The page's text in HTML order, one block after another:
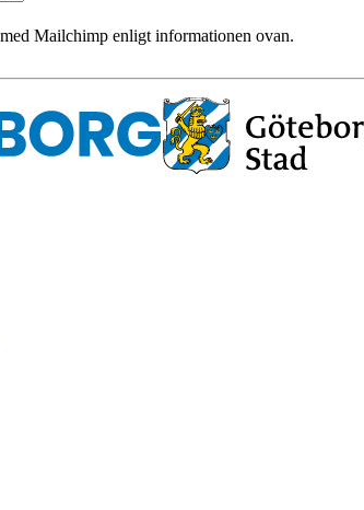
Mailchimp enligt informationen ovan.